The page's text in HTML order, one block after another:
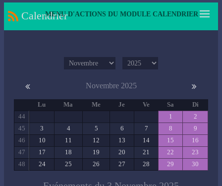
MENU D'ACTIONS DU MODULE CALENDRIER
Calendrier
Novembre 2025
Lu Ma Me Je Ve Sa
Di
44
1
2
45
3 4 5 6 7 8
9
46
10 11 12 13 14 15
16
47
17 18 19 20 21 22
23
48
24 25 26 27 28 29 30